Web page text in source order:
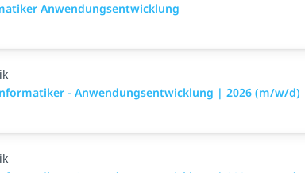
Anwendungsentwicklung
- Anwendungsentwicklung | 2026 (m/w/d)